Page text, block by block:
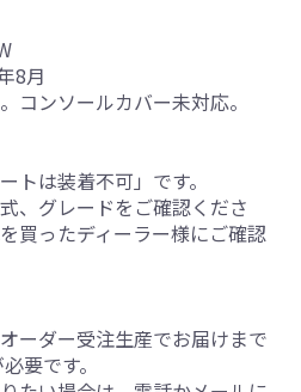
8月
コンソールカバー未対応。
は装着不可」です。
、グレードをご確認くださ
買ったディーラー様にご確認
ーダー受注生産でお届けまで
要です。